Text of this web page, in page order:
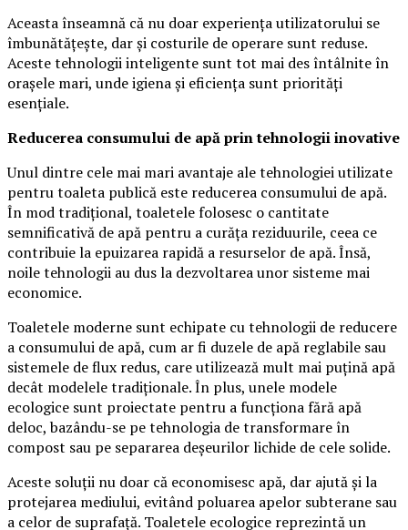
Aceasta înseamnă că nu doar experiența utilizatorului se
îmbunătățește, dar și costurile de operare sunt reduse.
Aceste tehnologii inteligente sunt tot mai des întâlnite în
orașele mari, unde igiena și eficiența sunt priorități
esențiale.
Reducerea consumului de apă prin tehnologii inovative
Unul dintre cele mai mari avantaje ale tehnologiei utilizate
pentru toaleta publică este reducerea consumului de apă.
În mod tradițional, toaletele folosesc o cantitate
semnificativă de apă pentru a curăța reziduurile, ceea ce
contribuie la epuizarea rapidă a resurselor de apă. Însă,
noile tehnologii au dus la dezvoltarea unor sisteme mai
economice.
Toaletele moderne sunt echipate cu tehnologii de reducere
a consumului de apă, cum ar fi duzele de apă reglabile sau
sistemele de flux redus, care utilizează mult mai puțină apă
decât modelele tradiționale. În plus, unele modele
ecologice sunt proiectate pentru a funcționa fără apă
deloc, bazându-se pe tehnologia de transformare în
compost sau pe separarea deșeurilor lichide de cele solide.
Aceste soluții nu doar că economisesc apă, dar ajută și la
protejarea mediului, evitând poluarea apelor subterane sau
a celor de suprafață. Toaletele ecologice reprezintă un